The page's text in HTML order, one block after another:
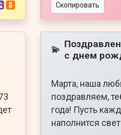
Скопировать
💫 с днем
Марта, наша
поздравляем,
года! Пусть
наполнится